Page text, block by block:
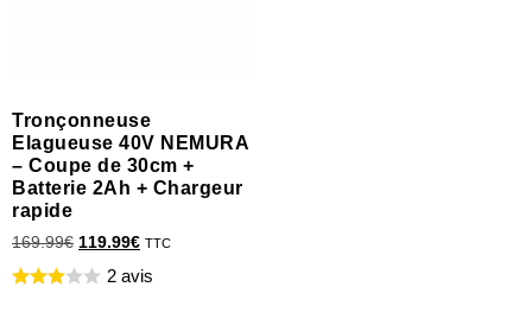
Tronçonneuse
Elagueuse 40V NEMURA
– Coupe de 30cm +
Batterie 2Ah + Chargeur
rapide
169.99€ 119.99€ TTC
2 avis